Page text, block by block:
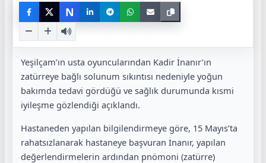
N
Yeşilçam’ın usta oyuncularından Kadir İnanır’ın
zatürreye bağlı solunum sıkıntısı nedeniyle yoğun
bakımda tedavi gördüğü ve sağlık durumunda kısmi
iyileşme gözlendiği açıklandı.
Hastaneden yapılan bilgilendirmeye göre, 15 Mayıs’ta
rahatsızlanarak hastaneye başvuran İnanır, yapılan
değerlendirmelerin ardından pnömoni (zatürre)